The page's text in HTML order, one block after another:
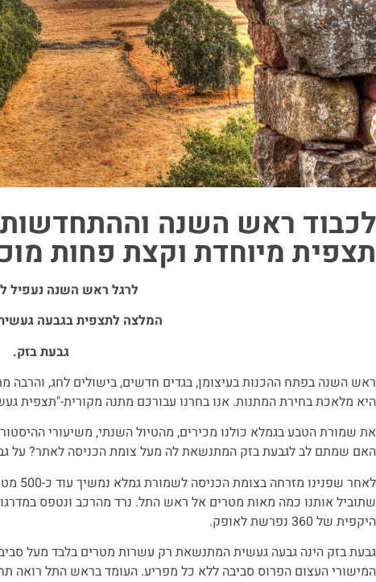
לכבוד ראש השנה
תצפית מיוחדת וקצת פחות
לרגל ראש השנה נעפיל
המלצה לתצפית בגבעה
גבעת בזק.
ראש השנה בפתח ההכנות בעיצומן, בגדים חדשים, בישולים לחג,
היא מלאכת בחירת המתנות. אנו בחרנו עבורכם מתנה מקורית-"תצפית
את שמורת הטבע בגמלא כולנו מכירים, מהטיול השנתי, משיעורי
האם שמתם לב לגבעת בזק המתנשאת לה מעל צומת הכניסה לאתר? על
לאחר
שתוביל אותנו כמה מאות מטרים אל ראש התל. נרד מהרכב ונטפס
היקפית של 360 נפרשת לאופק.
גבעת בזק הינה גבעה געשית המתנשאת רק עשרות מטרים בלבד מעל
המישורי העצום הפרוס סביבה ללא כל מפריע. העומד בראש התל רואה